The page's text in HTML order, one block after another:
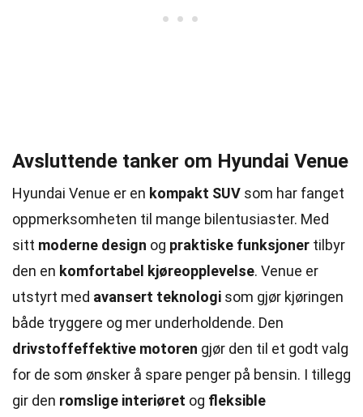
Avsluttende tanker om Hyundai Venue
Hyundai Venue er en kompakt SUV som har fanget
oppmerksomheten til mange bilentusiaster. Med
sitt moderne design og praktiske funksjoner tilbyr
den en komfortabel kjøreopplevelse. Venue er
utstyrt med avansert teknologi som gjør kjøringen
både tryggere og mer underholdende. Den
drivstoffeffektive motoren gjør den til et godt valg
for de som ønsker å spare penger på bensin. I tillegg
gir den romslige interiøret og fleksible